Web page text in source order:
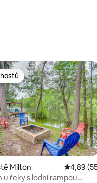
Milton
4,89
u řeky s lodní rampou